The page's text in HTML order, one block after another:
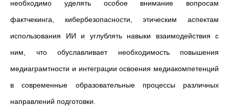
необходимо уделять особое внимание вопросам
фактчекинга, кибербезопасности, этическим аспектам
использования ИИ и углублять навыки взаимодействия с
ним, что обуславливает необходимость повышения
медиаграмтности и интеграции освоения медиакомпетенций
в современные образовательные процессы различных
направлений подготовки.